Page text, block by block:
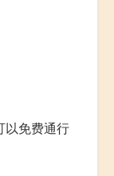
以免费通行